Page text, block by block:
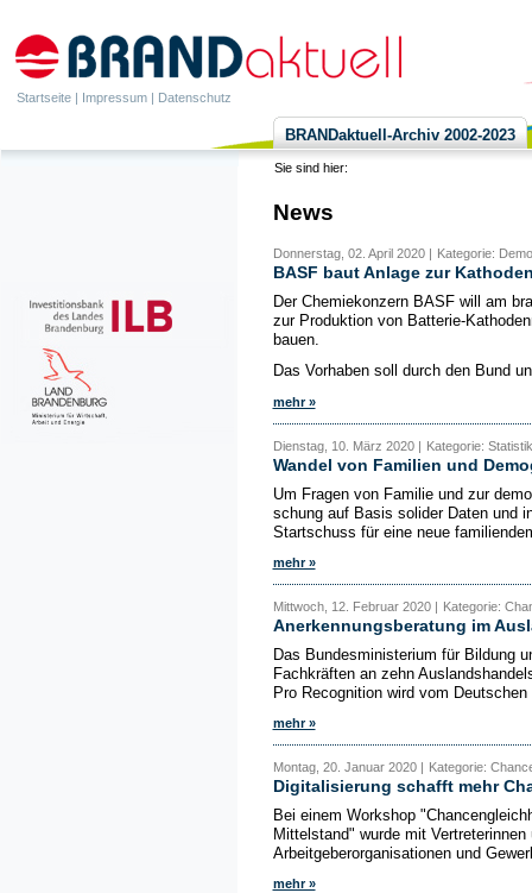
Startseite | Impressum | Datenschutz
BRANDaktuell-Archiv 2002-2023
Sie sind hier:
News
Donnerstag, 02. April 2020 | Kategorie:
BASF baut Anlage zur
Der Chemiekonzern BASF will am
zur Produktion von Batterie-
bauen.
Das Vorhaben soll durch den Bund
mehr »
Dienstag, 10. März 2020 | Kategorie:
Wandel von Familien und
Um Fragen von Familie und zur
schung auf Basis solider Daten und
Startschuss für eine neue
mehr »
Mittwoch, 12. Februar 2020 | Kategorie:
Anerkennungsberatung im
Das Bundesministerium für Bildung
Fachkräften an zehn
Pro Recognition wird vom
mehr »
Montag, 20. Januar 2020 | Kategorie:
Digitalisierung schafft mehr
Bei einem Workshop
Mittelstand" wurde mit
Arbeitgeberorganisationen und
mehr »